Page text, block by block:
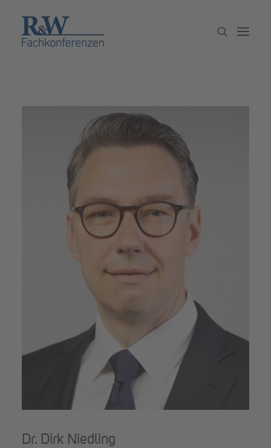
Partner werden
Newsletter
Dr. Dirk Niedling